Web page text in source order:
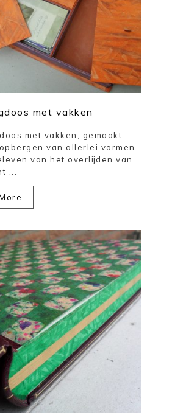
met vakken
met vakken, gemaakt
van allerlei vormen
van het overlijden van
...